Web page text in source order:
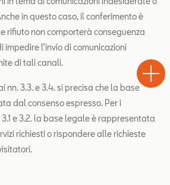
in questo caso, il conferimento è
rifiuto non comporterà conseguenza
l’invio di comunicazioni
di tali canali.
nn. 3.3. e 3.4. si precisa che la base
dal consenso espresso. Per i
e 3.2. la base legale è rappresentata
richiesti o rispondere alle richieste
Drive
Chiama